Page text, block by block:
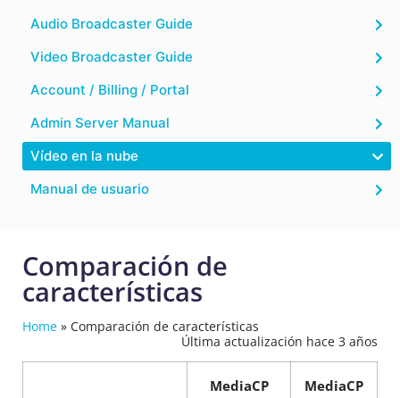
Audio Broadcaster Guide
Video Broadcaster Guide
Account / Billing / Portal
Admin Server Manual
Vídeo en la nube
Manual de usuario
Comparación de
características
Home » Comparación de características
Última actualización hace 3 años
MediaCP
MediaCP